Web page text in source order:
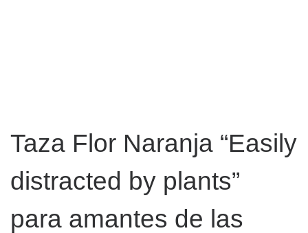
Taza Flor Naranja “Easily
distracted by plants”
para amantes de las